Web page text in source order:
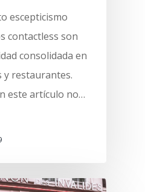
escepticismo
contactless son
consolidada en
y restaurantes.
este artículo no…